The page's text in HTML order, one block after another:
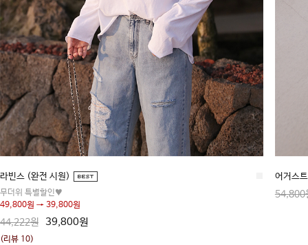
라빈스 (완전 시원)
무더위 특별할인♥
49,800원 → 39,800원
44,222원 39,800원
(리뷰 10)
어거스트
54,800